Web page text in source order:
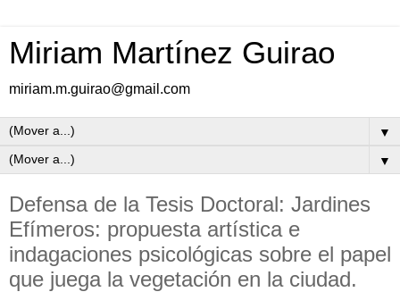
Miriam Martínez Guirao
miriam.m.guirao@gmail.com
▼
▼
Defensa de la Tesis Doctoral: Jardines
Efímeros: propuesta artística e
indagaciones psicológicas sobre el papel
que juega la vegetación en la ciudad.